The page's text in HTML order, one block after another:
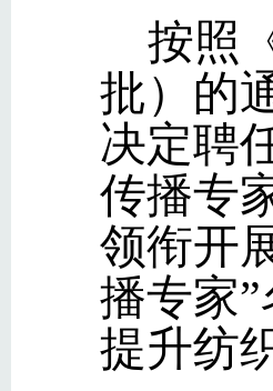
按照
批）的
决定聘
传播专
领衔开
播专家
提升纺